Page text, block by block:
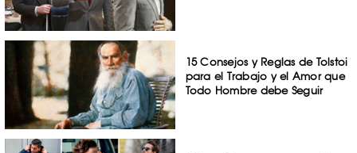
15 Consejos y Reglas de Tolstoi
para el Trabajo y el Amor que
Todo Hombre debe Seguir